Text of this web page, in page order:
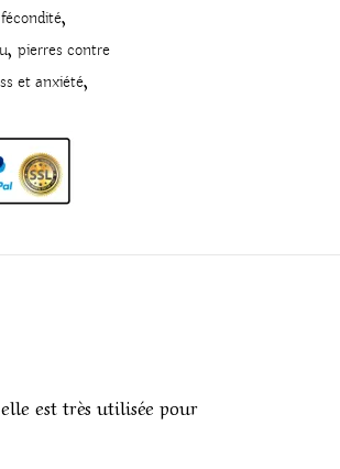
fécondité,
, pierres contre
et anxiété,
est très utilisée pour